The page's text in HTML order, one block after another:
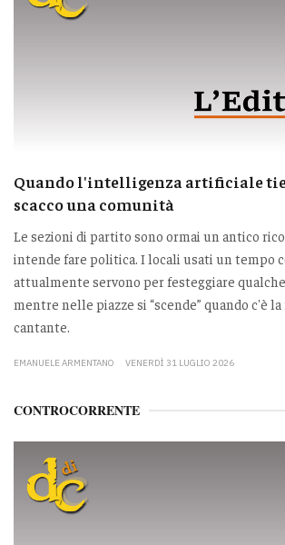
Quando l'intelligenza artificiale
scacco una comunità
Le sezioni di partito sono ormai un antico
intende fare politica. I locali usati un tempo
attualmente servono per festeggiare
mentre nelle piazze si “scende” quando c'è
cantante.
EMANUELE ARMENTANO VENERDÌ 31 LUGLIO 2026
CONTROCORRENTE